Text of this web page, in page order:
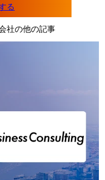
る
社の他の記事